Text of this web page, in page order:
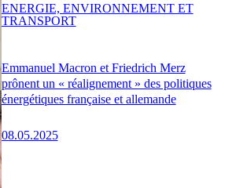
Emmanuel Macron et Friedrich Merz
prônent un « réalignement » des politiques
énergétiques française et allemande
08.05.2025
ENERGIE, ENVIRONNEMENT ET
TRANSPORT